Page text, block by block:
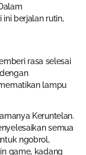
berjalan rutin,
rasa selesai
lampu
Keruntelan.
semua
ngobrol,
game, kadang